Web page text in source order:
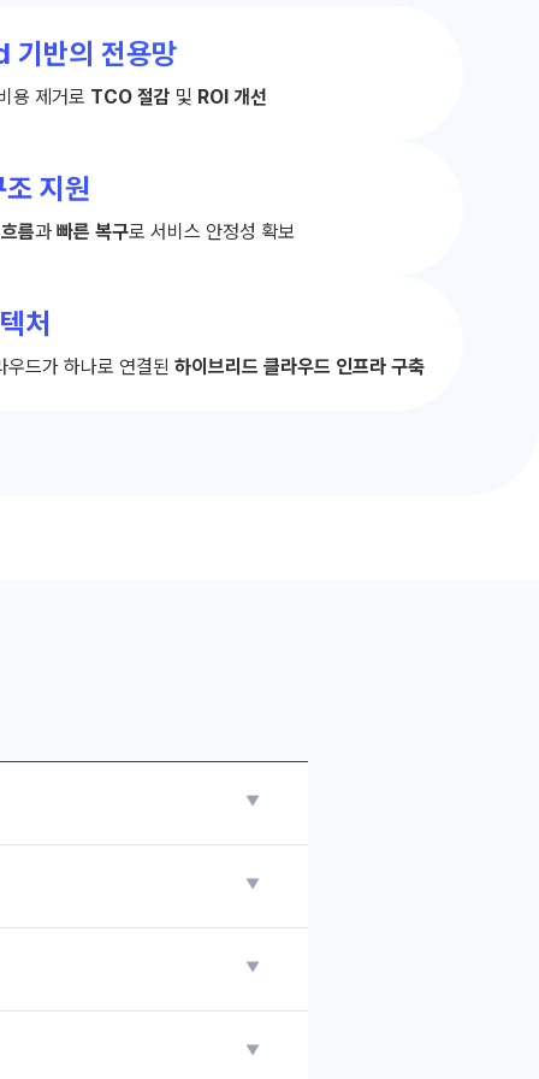
반의 전용망
용 제거로 TCO 절감 및 ROI 개선
지원
름과 빠른 복구로 서비스 안정성 확보
처
드가 하나로 연결된 하이브리드 클라우드 인프라 구축